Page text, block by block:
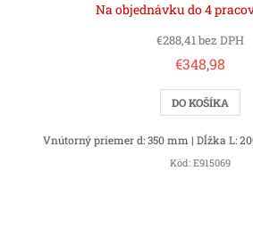
Na objednávku do 4
€288,41 bez DPH
€348,98
DO KOŠÍKA
Vnútorný priemer d: 350 mm | Dĺžka L:
Kód: E915069